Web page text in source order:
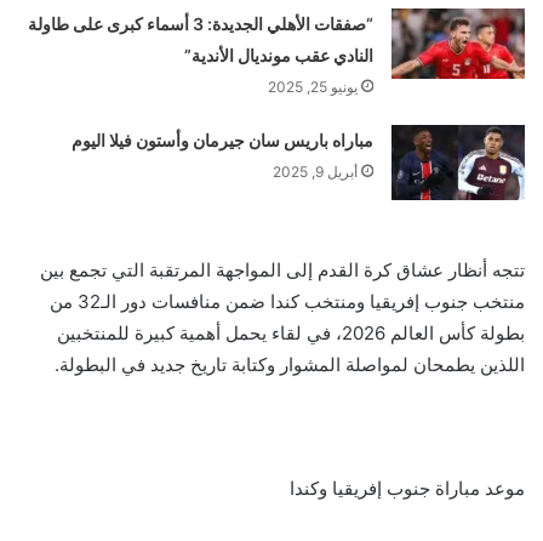
“صفقات الأهلي الجديدة: 3 أسماء كبرى على طاولة
النادي عقب مونديال الأندية”
يونيو 25, 2025
مباراه باريس سان جيرمان وأستون فيلا اليوم
أبريل 9, 2025
تتجه أنظار عشاق كرة القدم إلى المواجهة المرتقبة التي تجمع بين
منتخب جنوب إفريقيا ومنتخب كندا ضمن منافسات دور الـ32 من
بطولة كأس العالم 2026، في لقاء يحمل أهمية كبيرة للمنتخبين
اللذين يطمحان لمواصلة المشوار وكتابة تاريخ جديد في البطولة.
موعد مباراة جنوب إفريقيا وكندا